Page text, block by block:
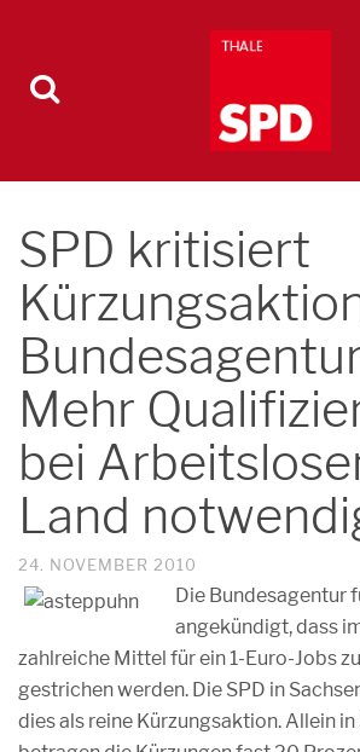
SPD kritisiert
Mehr
bei
Land
24. NOVEMBER 2010
Die Bundesagentur
angekündigt, dass
zahlreiche Mittel für ein 1-Euro-Jobs
gestrichen werden. Die SPD in
dies als reine Kürzungsaktion. Allein